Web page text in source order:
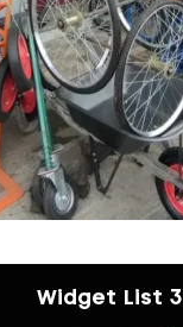
Widget List 3